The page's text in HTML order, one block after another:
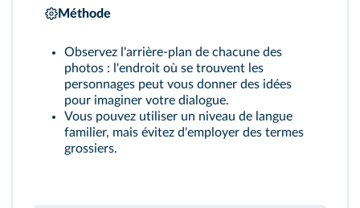
Méthode
Observez l'arrière-plan de chacune des
photos : l'endroit où se trouvent les
personnages peut vous donner des idées
pour imaginer votre dialogue.
Vous pouvez utiliser un niveau de langue
familier, mais évitez d'employer des termes
grossiers.